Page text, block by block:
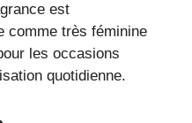
est
comme très féminine
les occasions
quotidienne.